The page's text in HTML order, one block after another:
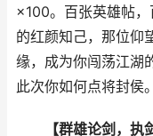
×100。百张英雄帖
的红颜知己，那位仰
缘，成为你闯荡江湖
此次你如何点将封侯。
【群雄论剑，执